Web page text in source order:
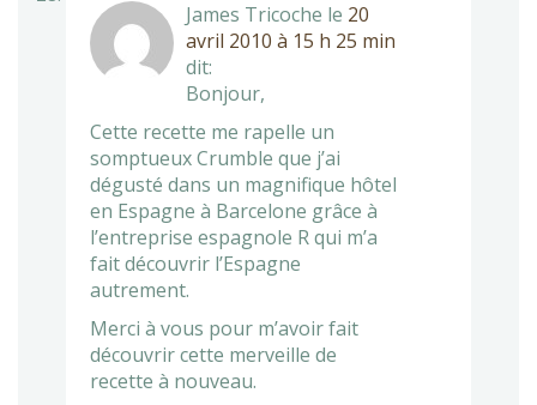
James Tricoche le 20
avril 2010 à 15 h 25 min
dit:
Bonjour,
Cette recette me rapelle un
somptueux Crumble que j’ai
dégusté dans un magnifique hôtel
en Espagne à Barcelone grâce à
l’entreprise espagnole R qui m’a
fait découvrir l’Espagne
autrement.
Merci à vous pour m’avoir fait
découvrir cette merveille de
recette à nouveau.